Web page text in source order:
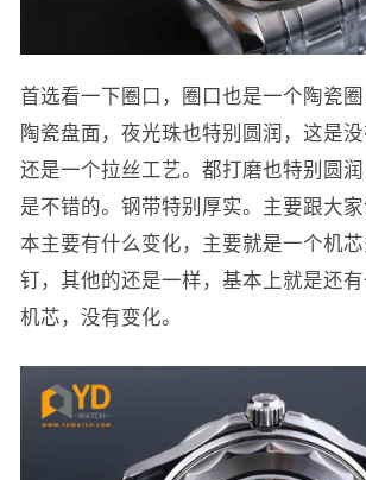
首选看一下圈口，圈口也是一个陶瓷
陶瓷盘面，夜光珠也特别圆润，这是
还是一个拉丝工艺。都打磨也特别圆
是不错的。钢带特别厚实。主要跟大
本主要有什么变化，主要就是一个机
钉，其他的还是一样，基本上就是还
机芯，没有变化。